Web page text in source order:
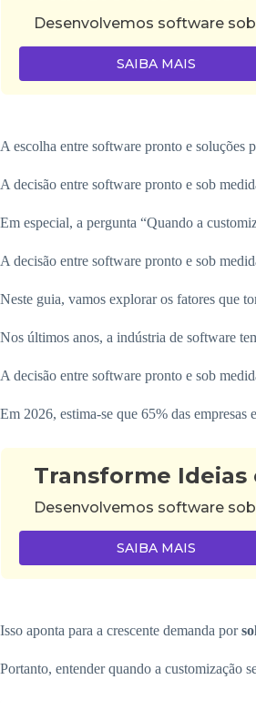
Desenvolvemos software
SAIBA MAIS
A escolha entre software pronto e soluções
A decisão entre software pronto e sob
Em especial, a pergunta “Quando a
A decisão entre software pronto e sob
Neste guia, vamos explorar os fatores que
Nos últimos anos, a indústria de software
A decisão entre software pronto e sob
Em 2026, estima-se que 65% das
Transforme Ideias
Desenvolvemos software
SAIBA MAIS
Isso aponta para a crescente demanda por
Portanto, entender quando a customização